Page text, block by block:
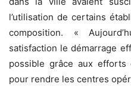
l’utilisation de certains
composition. «
satisfaction le démarrage
possible grâce aux efforts
pour rendre les centres